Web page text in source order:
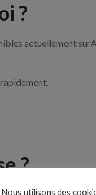
?
actuellement
?
Nous utilisons des